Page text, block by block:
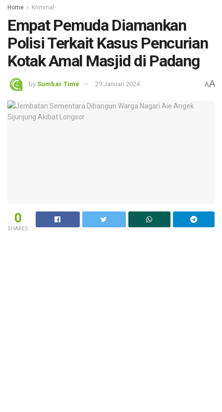
Home Kriminal
Empat Pemuda Diamankan
Polisi Terkait Kasus Pencurian
Kotak Amal Masjid di Padang
by Sumbar Time 29 Januari 2024 AA
0
SHARES